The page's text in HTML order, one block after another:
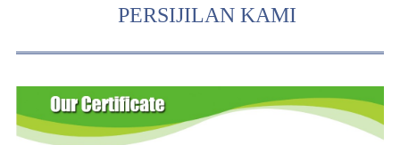
PERSIJILAN KAMI